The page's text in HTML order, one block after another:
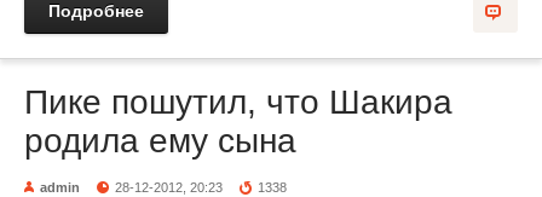
Подробнее
Пике пошутил, что Шакира
родила ему сына
admin 28-12-2012, 20:23 1338